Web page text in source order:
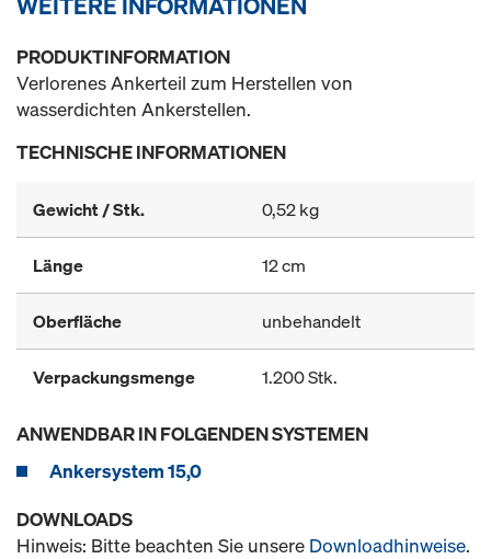
PRODUKTINFORMATION
Verlorenes Ankerteil zum Herstellen von
wasserdichten Ankerstellen.
TECHNISCHE INFORMATIONEN
Gewicht / Stk. 0,52 kg
Länge 12 cm
Oberfläche unbehandelt
Verpackungsmenge 1.200 Stk.
ANWENDBAR IN FOLGENDEN SYSTEMEN
Ankersystem 15,0
DOWNLOADS
Hinweis: Bitte beachten Sie unsere Downloadhinweise.